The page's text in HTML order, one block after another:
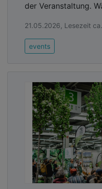
der Veranstaltung.
21.05.2026, Lesezeit
events